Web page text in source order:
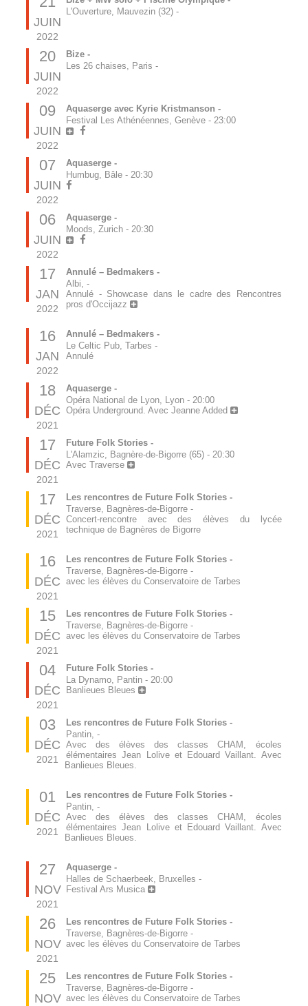
JUIN
2022
L'Ouverture, Mauvezin (32) -
20
JUIN
2022
Bize -
Les 26 chaises, Paris -
09
JUIN
2022
Aquaserge avec Kyrie Kristmanson -
Festival Les Athénéennes, Genève - 23:00
07
JUIN
2022
Aquaserge -
Humbug, Bâle - 20:30
06
JUIN
2022
Aquaserge -
Moods, Zurich - 20:30
17
JAN
2022
Annulé – Bedmakers -
Albi, -
Annulé - Showcase dans le cadre des Rencontres
pros d'Occijazz
16
JAN
2022
Annulé – Bedmakers -
Le Celtic Pub, Tarbes -
Annulé
18
DÉC
2021
Aquaserge -
Opéra National de Lyon, Lyon - 20:00
Opéra Underground. Avec Jeanne Added
17
DÉC
2021
Future Folk Stories -
L'Alamzic, Bagnère-de-Bigorre (65) - 20:30
Avec Traverse
17
DÉC
2021
Les rencontres de Future Folk Stories -
Traverse, Bagnères-de-Bigorre -
Concert-rencontre avec des élèves du lycée
technique de Bagnères de Bigorre
16
DÉC
2021
Les rencontres de Future Folk Stories -
Traverse, Bagnères-de-Bigorre -
avec les élèves du Conservatoire de Tarbes
15
DÉC
2021
Les rencontres de Future Folk Stories -
Traverse, Bagnères-de-Bigorre -
avec les élèves du Conservatoire de Tarbes
04
DÉC
2021
Future Folk Stories -
La Dynamo, Pantin - 20:00
Banlieues Bleues
03
DÉC
2021
Les rencontres de Future Folk Stories -
Pantin, -
Avec des élèves des classes CHAM, écoles
élémentaires Jean Lolive et Edouard Vaillant. Avec
Banlieues Bleues.
01
DÉC
2021
Les rencontres de Future Folk Stories -
Pantin, -
Avec des élèves des classes CHAM, écoles
élémentaires Jean Lolive et Edouard Vaillant. Avec
Banlieues Bleues.
27
NOV
2021
Aquaserge -
Halles de Schaerbeek, Bruxelles -
Festival Ars Musica
26
NOV
2021
Les rencontres de Future Folk Stories -
Traverse, Bagnères-de-Bigorre -
avec les élèves du Conservatoire de Tarbes
25
NOV
Les rencontres de Future Folk Stories -
Traverse, Bagnères-de-Bigorre -
avec les élèves du Conservatoire de Tarbes